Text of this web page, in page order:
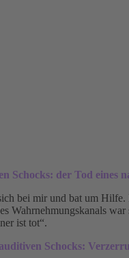
Schocks: der Tod eines
bei mir und bat um
Wahrnehmungskanals
ist tot“.
Schocks: